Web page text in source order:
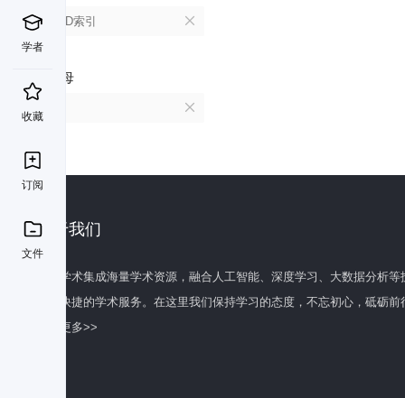
学者
收藏
订阅
文件
CSCD索引
首字母
关于我们
百度学术集成海量学术资源，融合人工智能、深度学习、大数据分析
全面快捷的学术服务。在这里我们保持学习的态度，不忘初心，砥砺前
了解更多>>